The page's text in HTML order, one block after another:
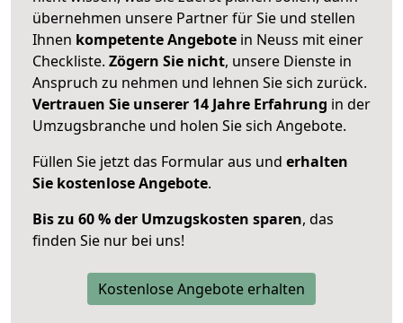
übernehmen unsere Partner für Sie und stellen
Ihnen kompetente Angebote in Neuss mit einer
Checkliste. Zögern Sie nicht, unsere Dienste in
Anspruch zu nehmen und lehnen Sie sich zurück.
Vertrauen Sie unserer 14 Jahre Erfahrung in der
Umzugsbranche und holen Sie sich Angebote.
Füllen Sie jetzt das Formular aus und erhalten
Sie kostenlose Angebote.
Bis zu 60 % der Umzugskosten sparen, das
finden Sie nur bei uns!
Kostenlose Angebote erhalten